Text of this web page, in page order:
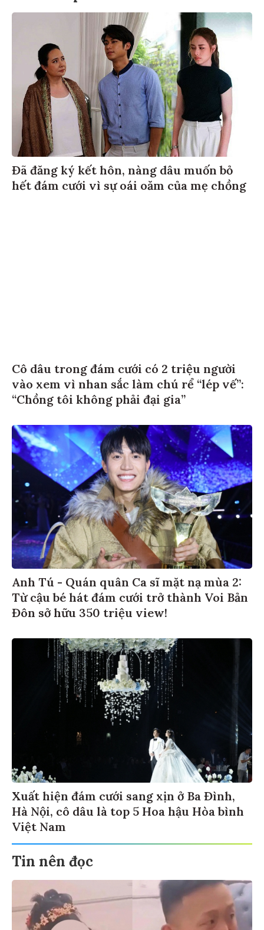
Đã đăng ký kết hôn, nàng dâu muốn bỏ
hết đám cưới vì sự oái oăm của mẹ chồng
Cô dâu trong đám cưới có 2 triệu người
vào xem vì nhan sắc làm chú rể “lép vế”:
“Chồng tôi không phải đại gia”
Anh Tú - Quán quân Ca sĩ mặt nạ mùa 2:
Từ cậu bé hát đám cưới trở thành Voi Bản
Đôn sở hữu 350 triệu view!
Xuất hiện đám cưới sang xịn ở Ba Đình,
Hà Nội, cô dâu là top 5 Hoa hậu Hòa bình
Việt Nam
Tin nên đọc